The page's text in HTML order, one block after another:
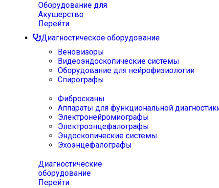
Оборудование для
Акушерство
Перейти
Диагностическое оборудование
Веновизоры
Видеоэндоскопические системы
Оборудование для нейрофизиологии
Спирографы
Фибросканы
Аппараты для функциональной
Электронейромиографы
Электроэнцефалографы
Эндоскопические системы
Эхоэнцефалографы
Диагностические
оборудование
Перейти